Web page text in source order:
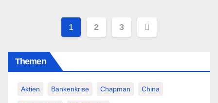
Seitennummerierung
Beiträge
1 2 3
Themen
Aktien Bankenkrise Chapman China